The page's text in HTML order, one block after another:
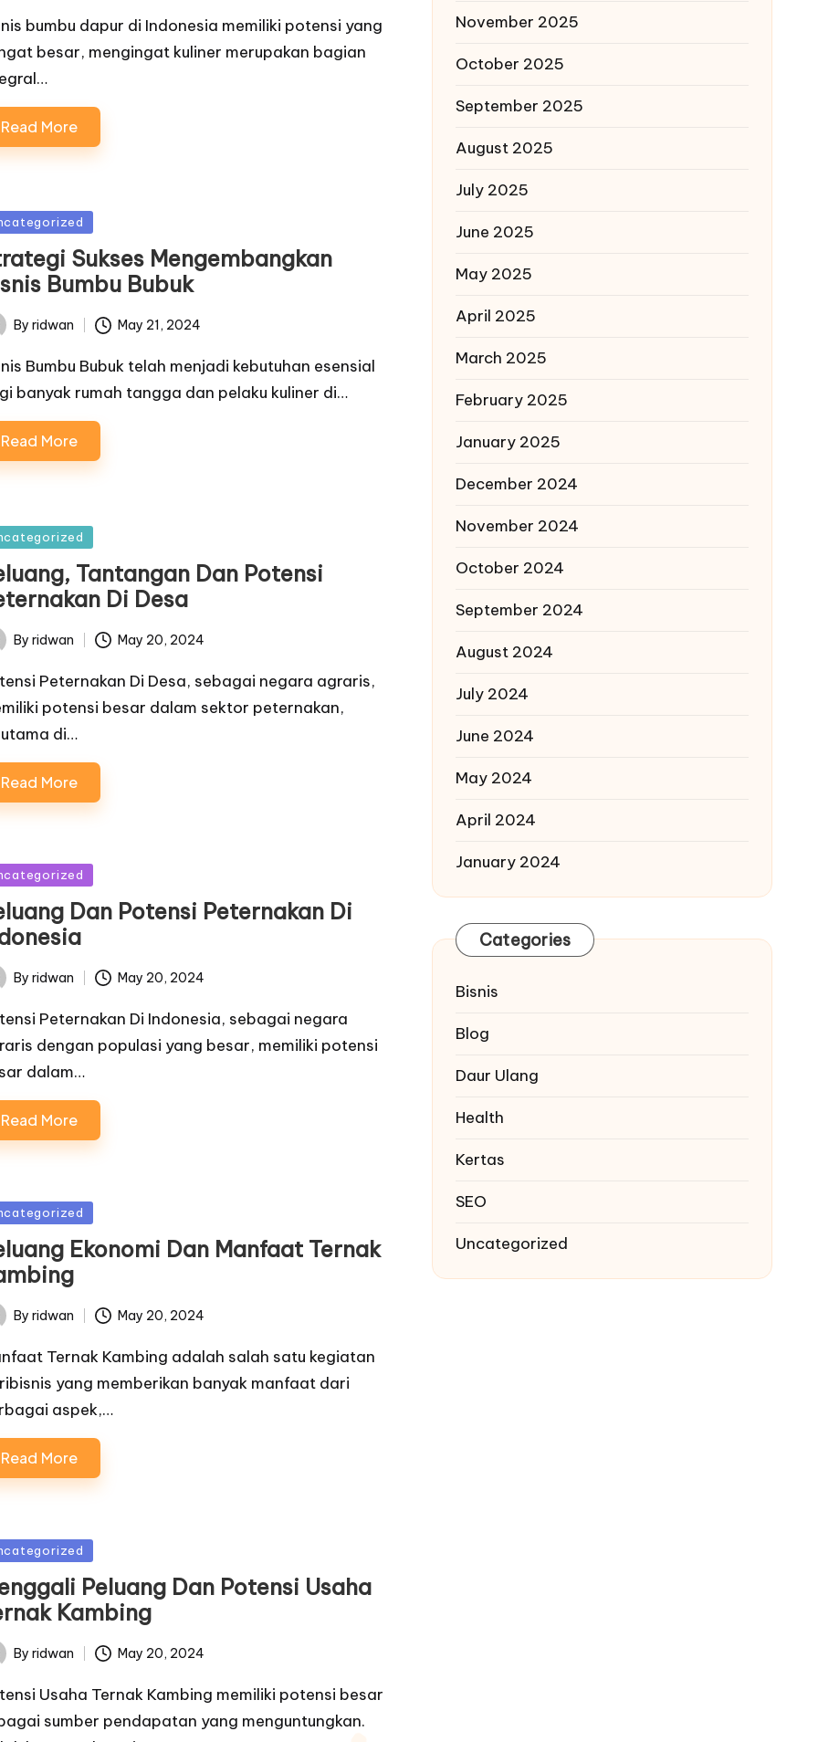
bumbu dapur di Indonesia memiliki potensi yang
besar, mengingat kuliner merupakan bagian
Read More
Sukses Mengembangkan
Bumbu Bubuk
By ridwan May 21, 2024
Bumbu Bubuk telah menjadi kebutuhan esensial
banyak rumah tangga dan pelaku kuliner di…
Read More
Tantangan Dan Potensi
Di Desa
By ridwan May 20, 2024
Peternakan Di Desa, sebagai negara agraris,
potensi besar dalam sektor peternakan,
di…
Read More
Dan Potensi Peternakan Di
By ridwan May 20, 2024
Peternakan Di Indonesia, sebagai negara
dengan populasi yang besar, memiliki potensi
dalam…
Read More
Ekonomi Dan Manfaat Ternak
By ridwan May 20, 2024
Ternak Kambing adalah salah satu kegiatan
yang memberikan banyak manfaat dari
aspek,…
Read More
Peluang Dan Potensi Usaha
Kambing
By ridwan May 20, 2024
Usaha Ternak Kambing memiliki potensi besar
sumber pendapatan yang menguntungkan.
November 2025
October 2025
September 2025
August 2025
July 2025
June 2025
May 2025
April 2025
March 2025
February 2025
January 2025
December 2024
November 2024
October 2024
September 2024
August 2024
July 2024
June 2024
May 2024
April 2024
January 2024
Categories
Bisnis
Blog
Daur Ulang
Health
Kertas
SEO
Uncategorized